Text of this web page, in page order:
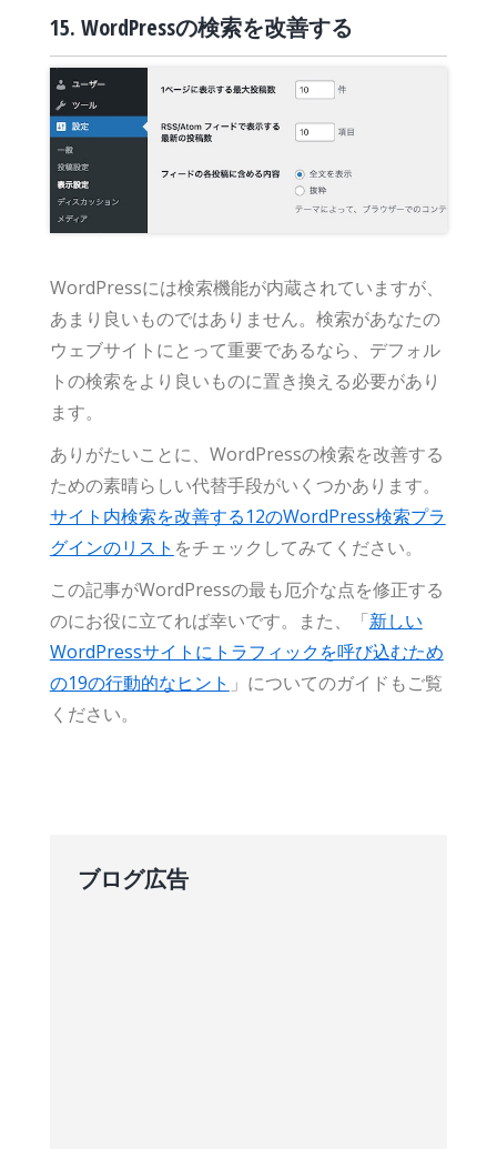
15. WordPressの検索を改善する
WordPressには検索機能が内蔵されていますが、
あまり良いものではありません。検索があなたの
ウェブサイトにとって重要であるなら、デフォル
トの検索をより良いものに置き換える必要があり
ます。
ありがたいことに、WordPressの検索を改善する
ための素晴らしい代替手段がいくつかあります。
サイト内検索を改善する12のWordPress検索プラ
グインのリスト をチェックしてみてください。
この記事がWordPressの最も厄介な点を修正する
のにお役に立てれば幸いです。また、「新しい
WordPressサイトにトラフィックを呼び込むため
の19の行動的なヒント 」についてのガイドもご覧
ください。
ブログ広告